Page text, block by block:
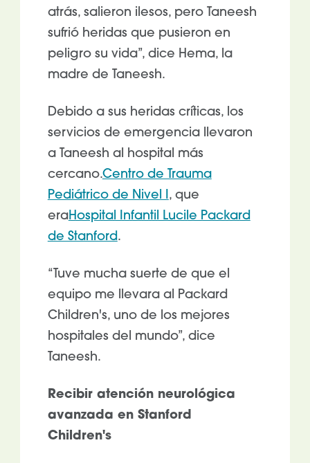
atrás, salieron ilesos, pero Taneesh
sufrió heridas que pusieron en
peligro su vida”, dice Hema, la
madre de Taneesh.
Debido a sus heridas críticas, los
servicios de emergencia llevaron
a Taneesh al hospital más
cercano.Centro de Trauma
Pediátrico de Nivel I, que
eraHospital Infantil Lucile Packard
de Stanford.
“Tuve mucha suerte de que el
equipo me llevara al Packard
Children's, uno de los mejores
hospitales del mundo”, dice
Taneesh.
Recibir atención neurológica
avanzada en Stanford
Children's